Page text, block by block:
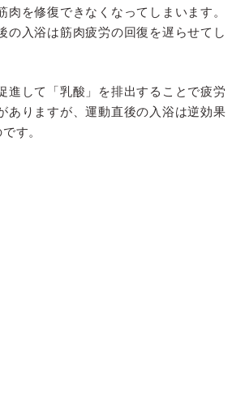
肉を修復できなくなってしまいます。
の入浴は筋肉疲労の回復を遅らせてし
進して「乳酸」を排出することで疲労
ありますが、運動直後の入浴は逆効果
す。